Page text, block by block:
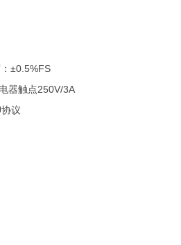
触点250V/3A
议